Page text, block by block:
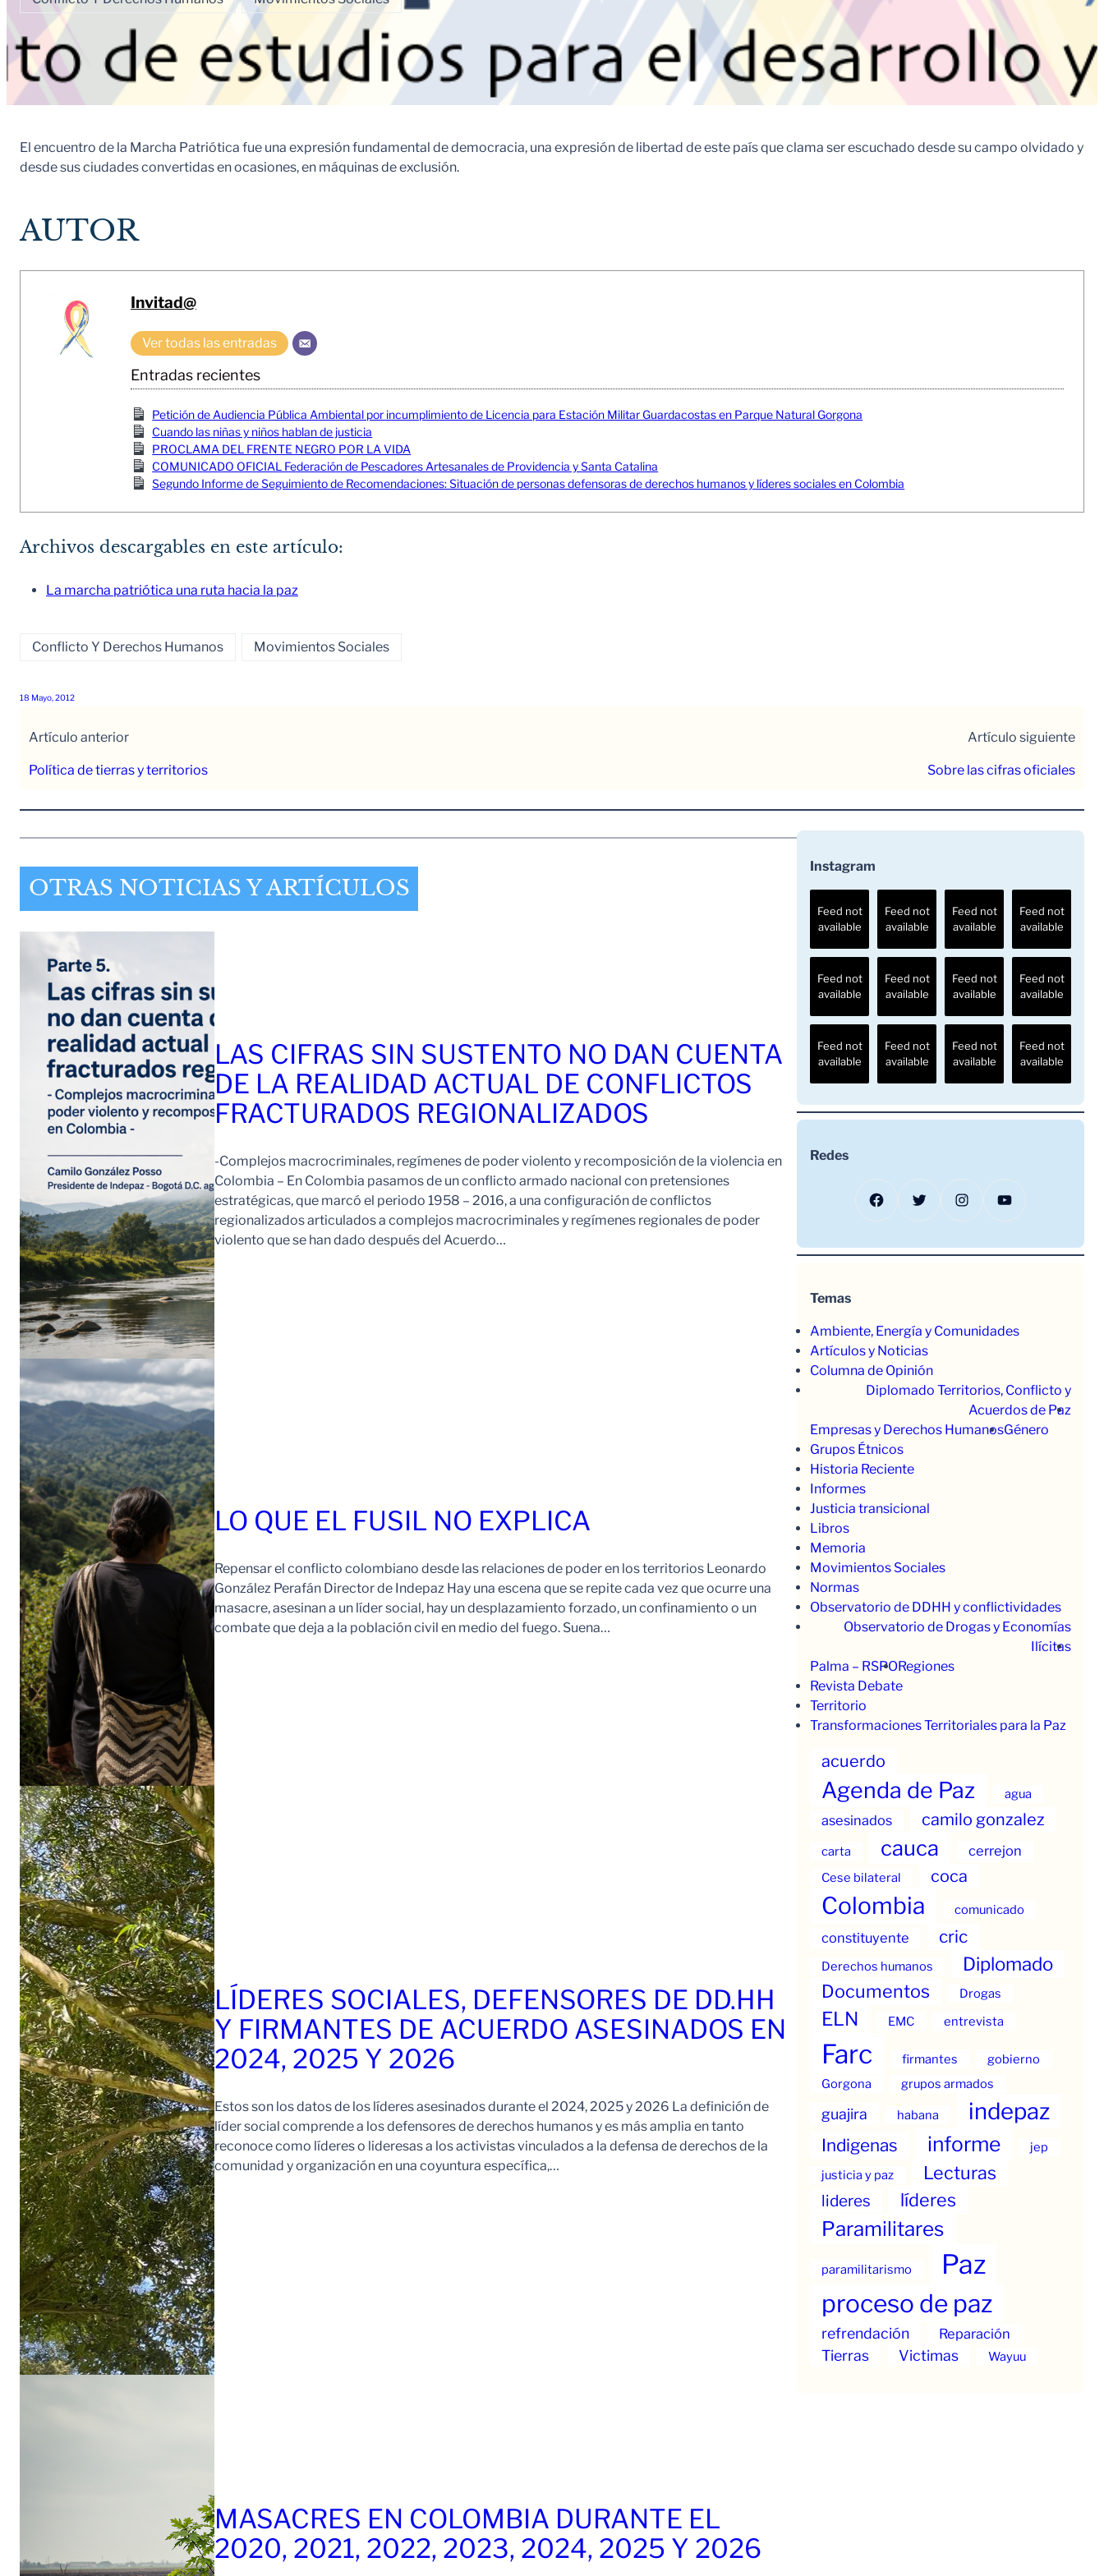
El encuentro de la Marcha Patriótica fue una expresión fundamental de democracia, una expresión de libertad de este país que clama ser escuchado desde su campo olvidado y
desde sus ciudades convertidas en ocasiones, en máquinas de exclusión.
AUTOR
Invitad@
Ver todas las entradas
Entradas recientes
Petición de Audiencia Pública Ambiental por incumplimiento de Licencia para Estación Militar Guardacostas en Parque Natural Gorgona
Cuando las niñas y niños hablan de justicia
PROCLAMA DEL FRENTE NEGRO POR LA VIDA
COMUNICADO OFICIAL Federación de Pescadores Artesanales de Providencia y Santa Catalina
Segundo Informe de Seguimiento de Recomendaciones: Situación de personas defensoras de derechos humanos y líderes sociales en Colombia
Archivos descargables en este artículo:
La marcha patriótica una ruta hacia la paz
Conflicto Y Derechos Humanos Movimientos Sociales
18 Mayo, 2012
Artículo anterior
Política de tierras y territorios
Artículo siguiente
Sobre las cifras oficiales
OTRAS NOTICIAS Y ARTÍCULOS
LAS CIFRAS SIN SUSTENTO NO DAN CUENTA
DE LA REALIDAD ACTUAL DE CONFLICTOS
FRACTURADOS REGIONALIZADOS
-Complejos macrocriminales, regímenes de poder violento y recomposición de la violencia en
Colombia – En Colombia pasamos de un conflicto armado nacional con pretensiones
estratégicas, que marcó el periodo 1958 – 2016, a una configuración de conflictos
regionalizados articulados a complejos macrocriminales y regímenes regionales de poder
violento que se han dado después del Acuerdo…
LO QUE EL FUSIL NO EXPLICA
Repensar el conflicto colombiano desde las relaciones de poder en los territorios Leonardo
González Perafán Director de Indepaz Hay una escena que se repite cada vez que ocurre una
masacre, asesinan a un líder social, hay un desplazamiento forzado, un confinamiento o un
combate que deja a la población civil en medio del fuego. Suena…
LÍDERES SOCIALES, DEFENSORES DE DD.HH
Y FIRMANTES DE ACUERDO ASESINADOS EN
2024, 2025 Y 2026
Estos son los datos de los líderes asesinados durante el 2024, 2025 y 2026 La definición de
líder social comprende a los defensores de derechos humanos y es más amplia en tanto
reconoce como líderes o lideresas a los activistas vinculados a la defensa de derechos de la
comunidad y organización en una coyuntura específica,…
MASACRES EN COLOMBIA DURANTE EL
2020, 2021, 2022, 2023, 2024, 2025 Y 2026
Instagram
Feed not
available
Feed not
available
Feed not
available
Feed not
available
Feed not
available
Feed not
available
Feed not
available
Feed not
available
Feed not
available
Feed not
available
Feed not
available
Feed not
available
Redes
Facebook Twitter Instagram YouTube
Temas
Ambiente, Energía y Comunidades
Artículos y Noticias
Columna de Opinión
Diplomado Territorios, Conflicto y
Acuerdos de Paz
Empresas y Derechos HumanosGénero
Grupos Étnicos
Historia Reciente
Informes
Justicia transicional
Libros
Memoria
Movimientos Sociales
Normas
Observatorio de DDHH y conflictividades
Observatorio de Drogas y Economías
Ilícitas
Palma – RSPORegiones
Revista Debate
Territorio
Transformaciones Territoriales para la Paz
acuerdo
Agenda de Paz agua
asesinados camilo gonzalez
carta cauca cerrejon
Cese bilateral coca
Colombia comunicado
constituyente cric
Derechos humanos Diplomado
Documentos Drogas
ELN EMC entrevista
Farc firmantes
gobierno
Gorgona
grupos armados
guajira habana indepaz
Indigenas informe
jep
justicia y paz
Lecturas
lideres líderes
Paramilitares
paramilitarismo Paz
proceso de paz
refrendación Reparación
Tierras Victimas Wayuu